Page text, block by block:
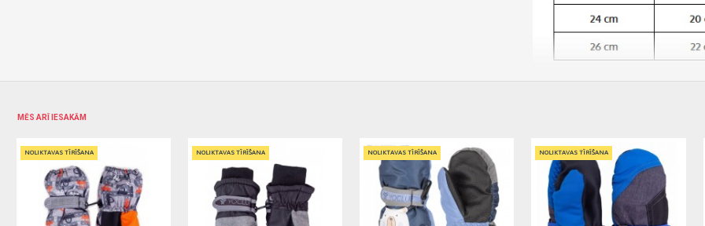
MĒS ARĪ IESAKĀM
NOLIKTAVAS TĪRĪŠANA NOLIKTAVAS TĪRĪŠANA NOLIKTAVAS TĪRĪŠANA NOLIKTAVAS TĪRĪŠANA